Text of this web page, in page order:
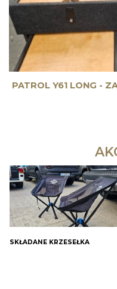
PATROL Y61 LONG -
SKŁADANE KRZESEŁKA